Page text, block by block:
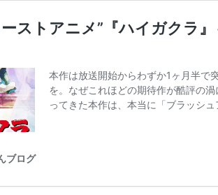
ストアニメ”『ハイガクラ
本作は放送開始からわずか1ヶ月半で
を。なぜこれほどの期待作が酷評の
ってきた本作は、本当に「ブラッシ
ブログ